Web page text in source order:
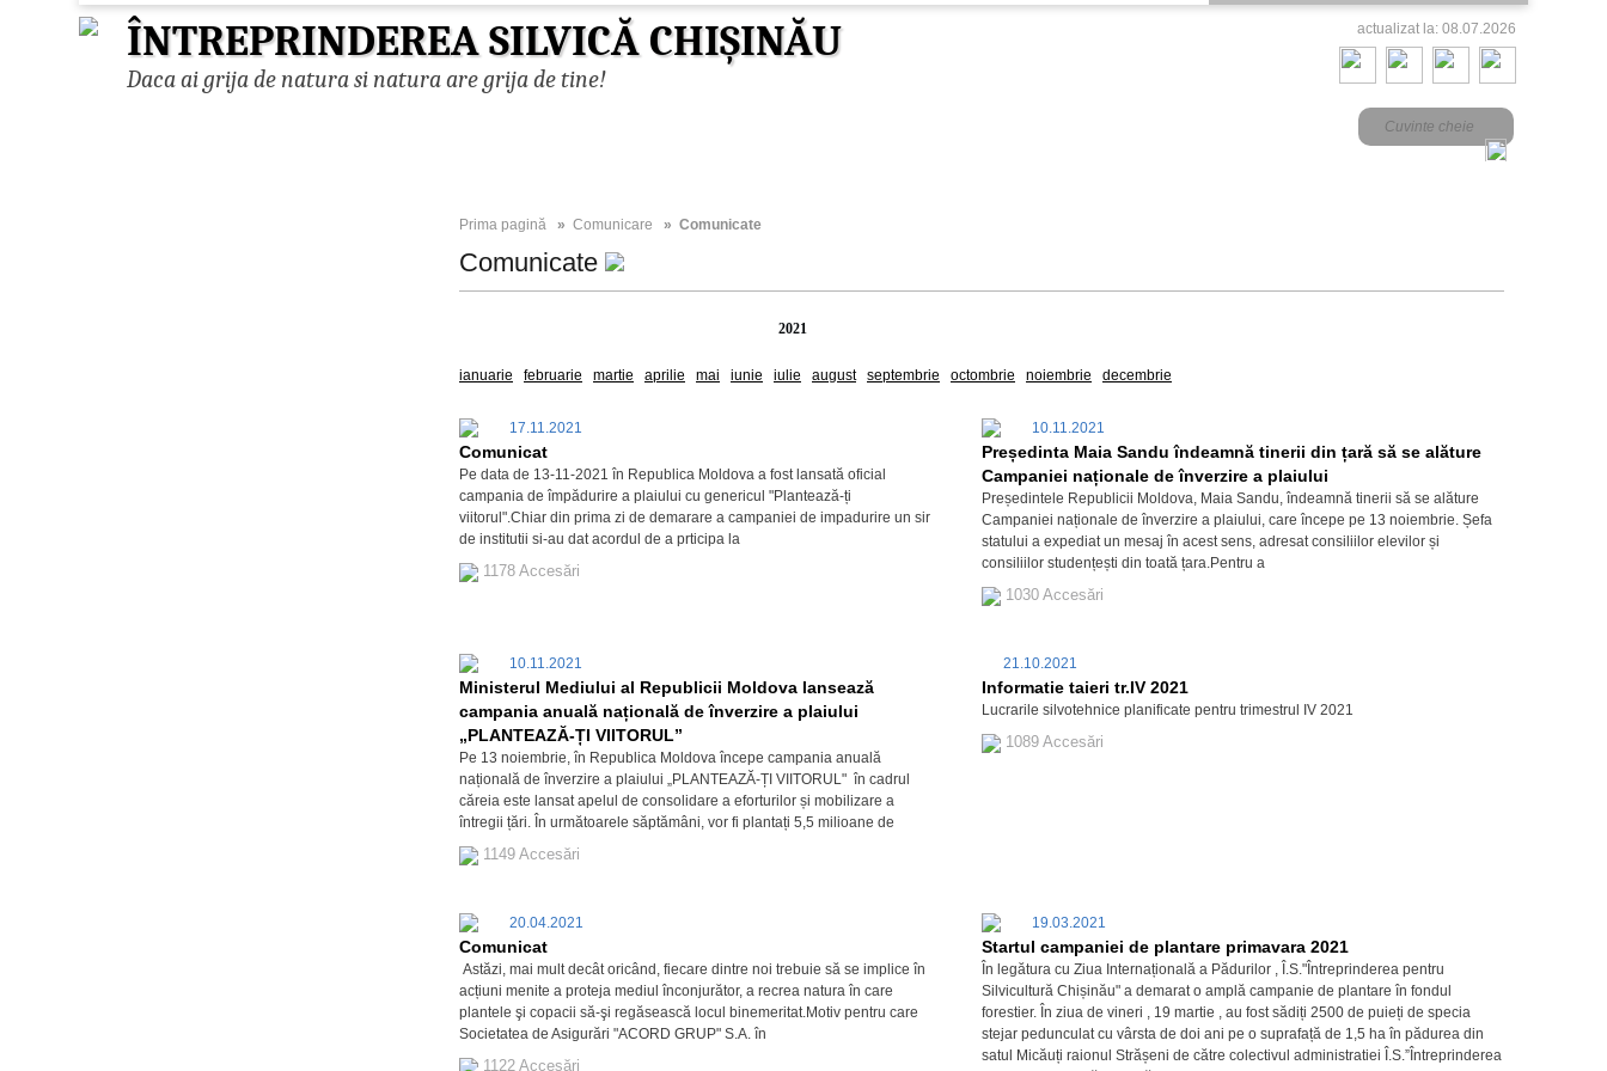
ÎNTREPRINDEREA SILVICĂ CHIȘINĂU
Daca ai grija de natura si natura are grija de tine!
actualizat la: 08.07.2026
Prima pagină » Comunicare » Comunicate
Comunicate
2021
ianuarie februarie martie aprilie mai iunie iulie august septembrie octombrie noiembrie decembrie
17.11.2021
Comunicat
Pe data de 13-11-2021 în Republica Moldova a fost lansată oficial
campania de împădurire a plaiului cu genericul "Plantează-ți
viitorul".Chiar din prima zi de demarare a campaniei de impadurire un sir
de institutii si-au dat acordul de a prticipa la
1178 Accesări
10.11.2021
Președinta Maia Sandu îndeamnă tinerii din țară să se alăture
Campaniei naționale de înverzire a plaiului
Președintele Republicii Moldova, Maia Sandu, îndeamnă tinerii să se alăture
Campaniei naționale de înverzire a plaiului, care începe pe 13 noiembrie. Șefa
statului a expediat un mesaj în acest sens, adresat consiliilor elevilor și
consiliilor studențești din toată țara.Pentru a
1030 Accesări
10.11.2021
Ministerul Mediului al Republicii Moldova lansează
campania anuală națională de înverzire a plaiului
„PLANTEAZĂ-ȚI VIITORUL”
Pe 13 noiembrie, în Republica Moldova începe campania anuală
națională de înverzire a plaiului „PLANTEAZĂ-ȚI VIITORUL" în cadrul
căreia este lansat apelul de consolidare a eforturilor și mobilizare a
întregii țări. În următoarele săptămâni, vor fi plantați 5,5 milioane de
1149 Accesări
21.10.2021
Informatie taieri tr.IV 2021
Lucrarile silvotehnice planificate pentru trimestrul IV 2021
1089 Accesări
20.04.2021
Comunicat
Astăzi, mai mult decât oricând, fiecare dintre noi trebuie să se implice în
acțiuni menite a proteja mediul înconjurător, a recrea natura în care
plantele şi copacii să-şi regăsească locul binemeritat.Motiv pentru care
Societatea de Asigurări "ACORD GRUP" S.A. în
1122 Accesări
19.03.2021
Startul campaniei de plantare primavara 2021
În legătura cu Ziua Internațională a Pădurilor , Î.S."Întreprinderea pentru
Silvicultură Chișinău" a demarat o amplă campanie de plantare în fondul
forestier. În ziua de vineri , 19 martie , au fost sădiți 2500 de puieți de specia
stejar pedunculat cu vârsta de doi ani pe o suprafață de 1,5 ha în pădurea din
satul Micăuți raionul Strășeni de către colectivul administratiei Î.S.”Întreprinderea